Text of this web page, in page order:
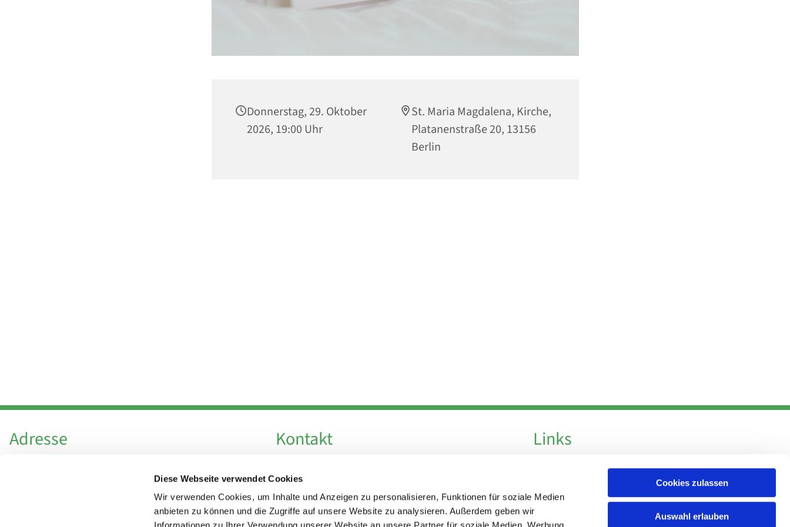
Diese Webseite verwendet Cookies
Wir verwenden Cookies, um Inhalte und Anzeigen zu personalisieren, Funktionen für soziale Medien
anbieten zu können und die Zugriffe auf unsere Website zu analysieren. Außerdem geben wir
Cookies zulassen
Auswahl erlauben
Donnerstag, 29. Oktober
2026, 19:00 Uhr
St. Maria Magdalena, Kirche,
Platanenstraße 20, 13156
Berlin
Adresse
Hl. Theresa von Avila Berlin Nordost
Leitender Pfarrer - Norbert Pomplun
Kontakt
Fax +49 30 924 54 18
E-Mailinfo@theresa-von-avila-berlin.de
Links
Impressum